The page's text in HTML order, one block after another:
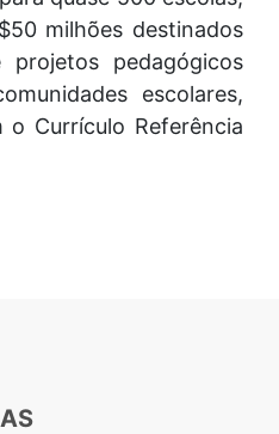
milhões destinados
projetos pedagógicos
escolares,
Currículo Referência